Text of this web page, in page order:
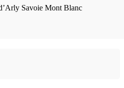
Savoie Mont Blanc